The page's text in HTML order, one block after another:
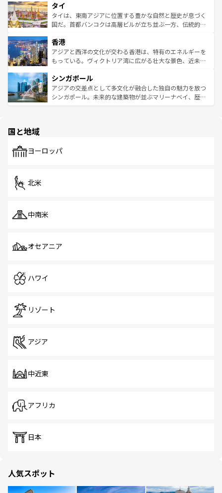
リティに包まれながら、韓国の多彩な魅力を心ゆくまで味
わってみてほしい。 なお、新着の韓国情報はコンテンツ一
覧を参照してほしい。
急速な発展と共に伝統が息づく。ハノイの古い町並みやホ
ーチミン市のフランス統治時代の建物も、独特の雰囲気を
醸し出している。また、バラエティの豊かさとおいしさで
とつ。フォーやバインミー、ベトナムコーヒーなどは、ぜ
ひ現地で味わいたい。どの地域を訪れてもあたたかい人々
が旅行者を迎えてくれるので、きっと忘れられない旅にな
参照してほしい。
タイ
タイは、東南アジアに位置する豊かな自然と歴史が息づく
国だ。首都バンコクは高層ビルが立ち並ぶ一方、伝統的な
の活気が交差している。北部ではチェンマイなどの山岳地
帯で自然と触れ合い、南部ではプーケットやクラビの美し
いビーチでリゾート気分を楽しむことができる。タイ料理
激する。気候は一年中温暖で、どの季節にも異なる楽しみ
が待っている。親しみやすいタイの人々、仏教を中心とし
た文化、そして多様な観光資源が、訪れる旅人を魅了し続
香港
アジアと西洋の文化が交わる香港は、特有のエネルギーを
もっている。ヴィクトリア湾に広がる壮大な景色、近未来
み、どこを訪れても感動するはず。観光スポットが密集し
ており、効率よく見どころを回れるのも魅力。息をのむよ
うな絶景から文化的な体験まで、香港を存分に楽しみ尽く
シンガポール
アジアの交差点として多文化が融合した独自の魅力を放つ
シンガポール。未来的な建築物が並ぶマリーナベイ、歴史
で、ホーカーズは地元の風情を楽しめる外せないスポット
国と地域
ヨーロッパ
北米
中南米
オセアニア
ハワイ
リゾート
アジア
中近東
アフリカ
日本
人気スポット